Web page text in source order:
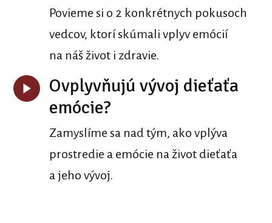
Povieme si o 2 konkrétnych pokusoch
vedcov, ktorí skúmali vplyv emócií
na náš život i zdravie.
Ovplyvňujú vývoj dieťaťa
emócie?
Zamyslíme sa nad tým, ako vplýva
prostredie a emócie na život dieťaťa
a jeho vývoj.